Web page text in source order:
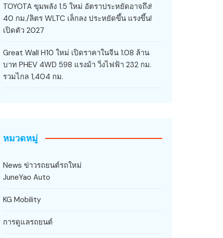
TOYOTA ขุมพลัง 1.5 ใหม่ อัตราประหยัดอาจถึง!
40 กม./ลิตร WLTC เล็กลง ประหยัดขึ้น แรงขึ้น!
เปิดตัว 2027
Great Wall H10 ใหม่ เปิดราคาในจีน 1.08 ล้าน
บาท PHEV 4WD 598 แรงม้า วิ่งไฟฟ้า 232 กม.
รวมไกล 1,404 กม.
หมวดหมู่
News ข่าวรถยนต์รถใหม่
JuneYao Auto
KG Mobility
การดูแลรถยนต์